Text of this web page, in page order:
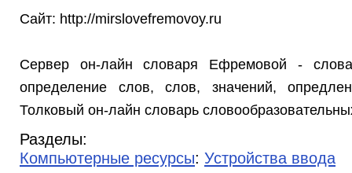
Сайт: http://mirslovefremovoy.ru
Сервер он-лайн словаря Ефремовой -
определение слов, слов, значений,
Толковый он-лайн словарь
Разделы:
Компьютерные ресурсы: Устройства ввода